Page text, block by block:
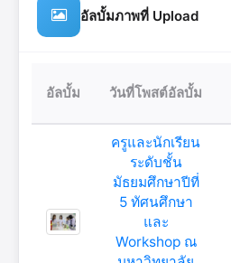
อัลบั้มภาพที่ Upload
อัลบั้ม วันที่โพสต์อัลบั้ม
ครูและนักเรียน
ระดับชั้น
มัธยมศึกษาปีที่
5 ทัศนศึกษา
และ
Workshop ณ